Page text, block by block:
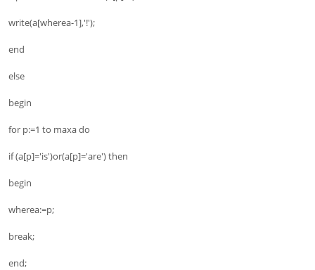
write(a[wherea-1],'!');
end
else
begin
for p:=1 to maxa do
if (a[p]='is')or(a[p]='are') then
begin
wherea:=p;
break;
end;